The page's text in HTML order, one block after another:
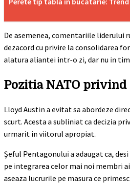
De asemenea, comentariile liderului
dezacord cu privire la consolidarea
alatura aliantei intr-o zi, dar nu in
Pozitia NATO
Lloyd Austin a evitat sa abordeze
scurt. Acesta a subliniat ca decizia
urmarit in viitorul apropiat.
Șeful Pentagonului a adaugat ca,
pe integrarea celor mai noi membri
aseaza lucrurile pe masura ce